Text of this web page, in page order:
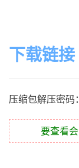
下载链接
压缩包解压密
要查看